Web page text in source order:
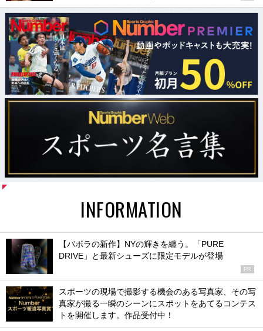
INFORMATION
【バボラの新作】NYの輝きを纏う。「PURE
DRIVE」と最新シューズに限定モデルが登場
PR
スポーツの現場で撮影する機会のある写真家、その写
真家が撮る一瞬のシーンにスポットをあてるコンテス
トを開催します。作品受付中！